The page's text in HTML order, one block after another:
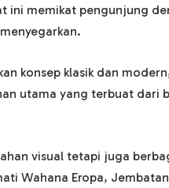
ini memikat pengunjung
konsep klasik dan
utama yang terbuat dari
visual tetapi juga
Wahana Eropa,